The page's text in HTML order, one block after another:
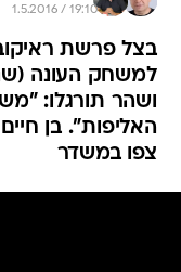
1.5.2016 / 19:10
בצל פרשת
ושהר תורגלו:
האליפות". בן
צפו במשדר